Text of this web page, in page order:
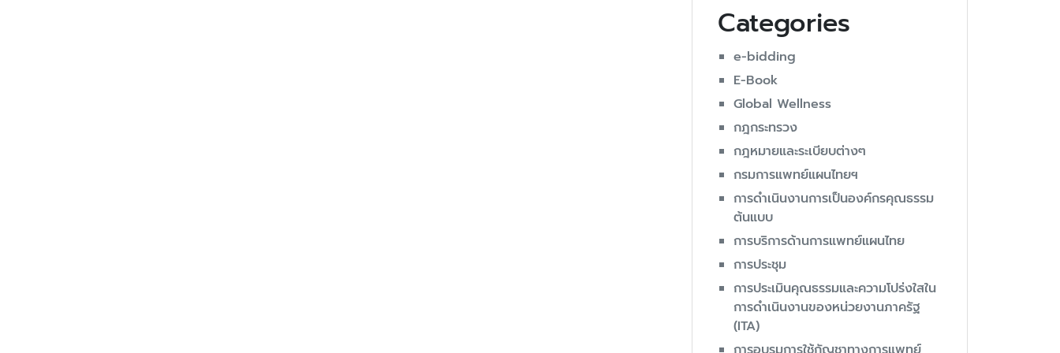
Categories
e-bidding
E-Book
Global Wellness
กฎกระทรวง
กฎหมายและระเบียบต่างๆ
กรมการแพทย์แผนไทยฯ
การดำเนินงานการเป็นองค์กรคุณธรรม
ต้นแบบ
การบริการด้านการแพทย์แผนไทย
การประชุม
การประเมินคุณธรรมและความโปร่งใสใน
การดำเนินงานของหน่วยงานภาครัฐ
(ITA)